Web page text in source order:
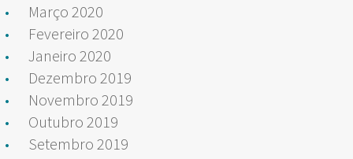
Março 2020
Fevereiro 2020
Janeiro 2020
Dezembro 2019
Novembro 2019
Outubro 2019
Setembro 2019